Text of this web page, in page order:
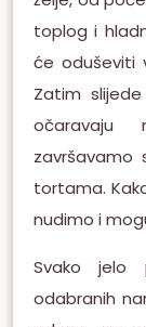
toplog i
će oduševiti
Zatim
očaravaju
završavamo
tortama.
nudimo i
Svako jelo
odabranih